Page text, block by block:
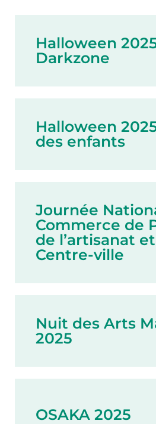
Halloween
Darkzone
Halloween
des enfants
Journée
Commerce de
de l’artisanat
Centre-ville
Nuit des Arts
2025
OSAKA 2025